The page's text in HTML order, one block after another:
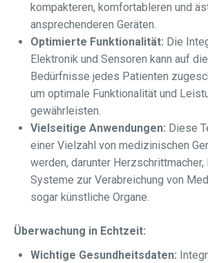
kompakteren, komfortableren und
ansprechenderen Geräten.
Optimierte Funktionalität: Die
Elektronik und Sensoren kann auf
Bedürfnisse jedes Patienten
um optimale Funktionalität und
gewährleisten.
Vielseitige Anwendungen: Diese
einer Vielzahl von medizinischen
werden, darunter Herzschrittmacher,
Systeme zur Verabreichung von
sogar künstliche Organe.
Überwachung in Echtzeit:
Wichtige Gesundheitsdaten: